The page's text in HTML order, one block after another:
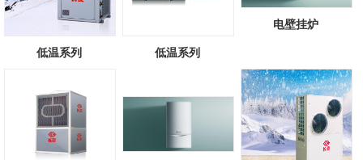
低温系列 低温系列
电壁挂炉